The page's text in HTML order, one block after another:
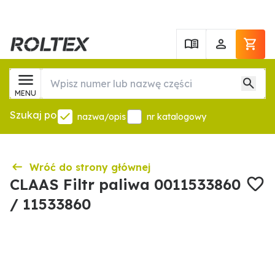
MENU
Szukaj po nazwa/opis nr katalogowy
Wróć do strony głównej
CLAAS Filtr paliwa 0011533860
/ 11533860